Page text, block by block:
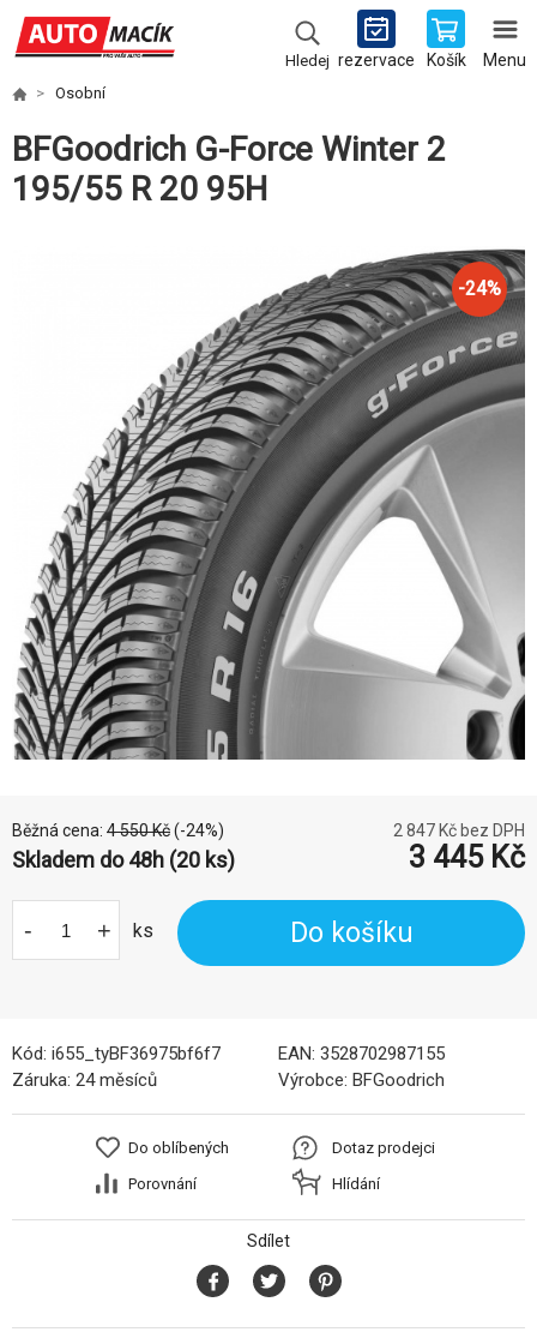
Hledej rezervace Košík Menu
Osobní
BFGoodrich G-Force Winter 2
195/55 R 20 95H
-24%
Běžná cena: 4 550Kč(-24%) 2 847 Kč bez DPH
Skladem do 48h (20 ks) 3 445Kč
- + ks Do košíku
Kód: i655_tyBF36975bf6f7 EAN: 3528702987155
Záruka: 24 měsíců Výrobce: BFGoodrich
Do oblíbených
Porovnání
Dotaz prodejci
Hlídání
Sdílet